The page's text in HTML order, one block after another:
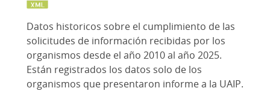
Datos historicos sobre el cumplimiento de las
solicitudes de información recibidas por los
organismos desde el año 2010 al año 2025.
Están registrados los datos solo de los
organismos que presentaron informe a la UAIP.